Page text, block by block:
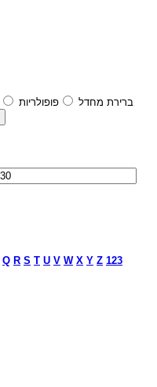
ברירת מחדל פופולריות
Q R S T U V W X Y Z 123